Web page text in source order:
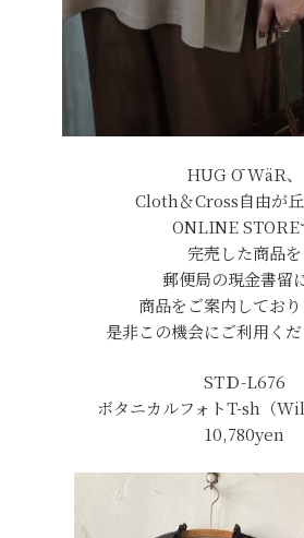
HUG Ō WäR、
Cloth＆Cross自由が
ONLINE STORE
完売した商品を
郵便局の現金書留
商品をご案内しており
是非この機会にご利用くだ
STＤ-L676
ボタニカルフォトT-sh（
10,780yen